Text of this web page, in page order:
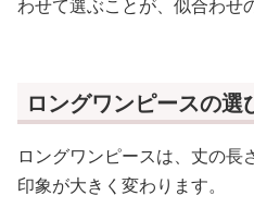
わせて選ぶことが、似合わせ
ロングワンピースの選
ロングワンピースは、丈の長
印象が大きく変わります。